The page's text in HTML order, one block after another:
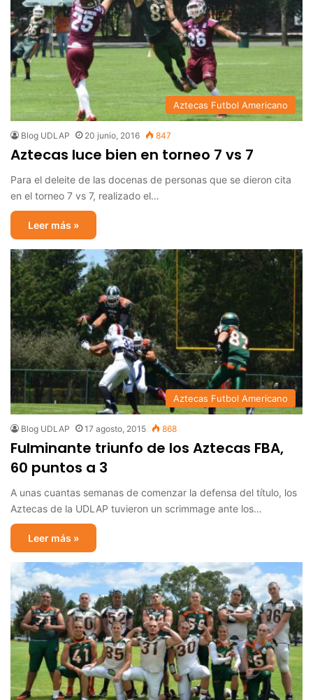
Aztecas Futbol Americano
Blog UDLAP 20 junio, 2016 847
Aztecas luce bien en torneo 7 vs 7
Para el deleite de las docenas de personas que se dieron cita
en el torneo 7 vs 7, realizado el…
Leer más »
Aztecas Futbol Americano
Blog UDLAP 17 agosto, 2015 868
Fulminante triunfo de los Aztecas FBA,
60 puntos a 3
A unas cuantas semanas de comenzar la defensa del título, los
Aztecas de la UDLAP tuvieron un scrimmage ante los…
Leer más »